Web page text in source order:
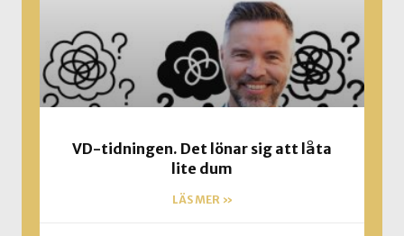
VD-tidningen. Det lönar sig att låta
lite dum
LÄS MER »